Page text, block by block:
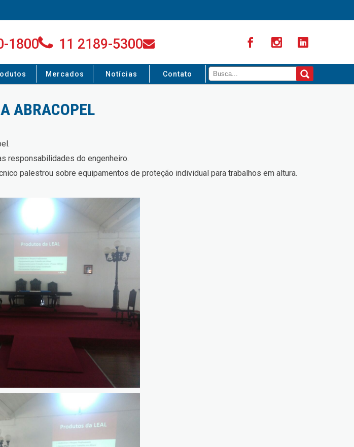
1800 11 2189-5300
Mercados Notícias Contato
ABRACOPEL
responsabilidades do engenheiro.
palestrou sobre equipamentos de proteção individual para trabalhos em altura.